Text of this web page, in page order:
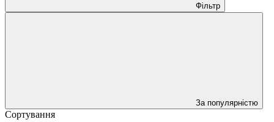
Фільтр
За популярністю
Сортування